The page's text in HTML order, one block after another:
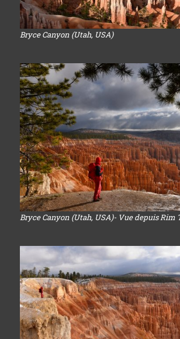
Bryce Canyon (Utah, USA)
Bryce Canyon (Utah, USA)- Vue depuis Rim